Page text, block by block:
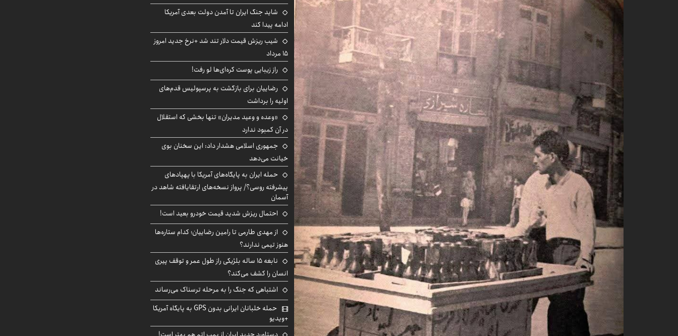
شاید جنگ ایران تا آمدن دولت بعدی آمریکا
ادامه پیدا کند
شیب ریزش قیمت دلار تند شد +نرخ جدید امروز
۱۵ مرداد
راز زیبایی پوست کره‌ای‌ها لو رفت!
رضاییان برای بازگشت به پرسپولیس قدم‌های
اولیه را برداشت
«وعده و وعید مدیران» تنها بخشی که استقلال
در آن کمبود ندارد
جمهوری اسلامی هشدار داد: این سخنان بوی
خیانت می‌دهد
حمله ایران به پایگاه‌های آمریکا با پهپادهای
پیشرفته روسی؟/ پرواز نسخه‌های ارتقایافته شاهد در
آسمان
احتمال ریزش شدید قیمت خودرو بعید است!
از مهدی طارمی تا رامین رضاییان؛ کدام ستاره‌ها
هنوز تیمی ندارند؟
نابغه ۱۵ ساله بلژیکی راز طول عمر و توقف پیری
انسان را کشف می‌کند؟
اشتباهی که جنگ را به مرحله ترسناک می‌رساند
حمله خلبانان ایرانی بدون GPS به پایگاه آمریکا
+ویدیو